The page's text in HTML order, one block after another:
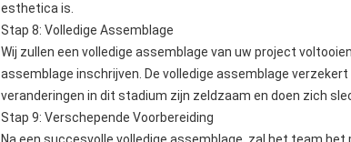
esthetica is.
Stap 8: Volledige Assemblage
Wij zullen een volledige assemblage van uw project
assemblage inschrijven. De volledige assemblage
veranderingen in dit stadium zijn zeldzaam en doen zich
Stap 9: Verschepende Voorbereiding